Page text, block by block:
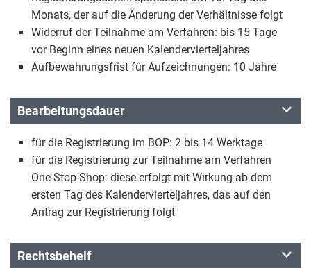
Monats, der auf die Änderung der Verhältnisse folgt
Widerruf der Teilnahme am Verfahren: bis 15 Tage
vor Beginn eines neuen Kalendervierteljahres
Aufbewahrungsfrist für Aufzeichnungen: 10 Jahre
Bearbeitungsdauer
für die Registrierung im BOP: 2 bis 14 Werktage
für die Registrierung zur Teilnahme am Verfahren
One-Stop-Shop: diese erfolgt mit Wirkung ab dem
ersten Tag des Kalendervierteljahres, das auf den
Antrag zur Registrierung folgt
Rechtsbehelf